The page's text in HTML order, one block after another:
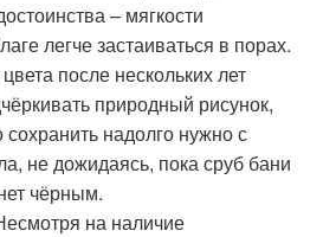
– мягкости
легче застаиваться в порах.
после нескольких лет
природный рисунок,
сохранить надолго нужно с
не дожидаясь, пока сруб бани
чёрным.
на наличие